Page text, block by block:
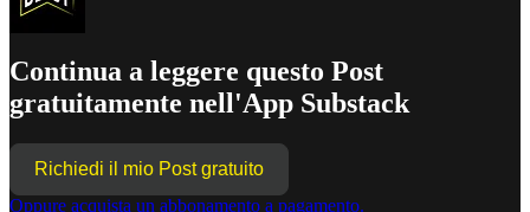
Continua a leggere questo Post
gratuitamente nell'App Substack
Richiedi il mio Post gratuito
Oppure acquista un abbonamento a pagamento.